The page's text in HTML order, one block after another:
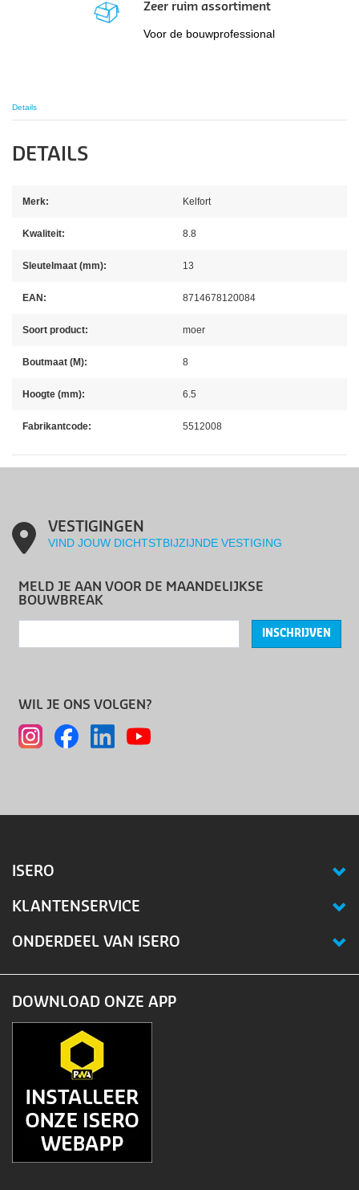
Zeer ruim assortiment
Voor de bouwprofessional
Details
DETAILS
Merk: Kelfort
Kwaliteit: 8.8
Sleutelmaat (mm): 13
EAN: 8714678120084
Soort product: moer
Boutmaat (M): 8
Hoogte (mm): 6.5
Fabrikantcode: 5512008
VESTIGINGEN
VIND JOUW DICHTSTBIJZIJNDE VESTIGING
MELD JE AAN VOOR DE MAANDELIJKSE
BOUWBREAK
INSCHRIJVEN
WIL JE ONS VOLGEN?
ISERO
KLANTENSERVICE
ONDERDEEL VAN ISERO
DOWNLOAD ONZE APP